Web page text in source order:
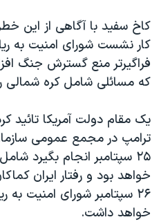
کاخ سفید با آگاهی از این
کار نشست شورای امنیت به
فراگیرتر منع گسترش جنگ
که مسائلی شامل کره شمالی
یک مقام دولت آمریکا تائید
ترامپ در مجمع عمومی
۲۵ سپتامبر انجام بگیرد
خواهد بود و رفتار ایران
۲۶ سپتامبر شورای امنیت به
خواهد داشت.